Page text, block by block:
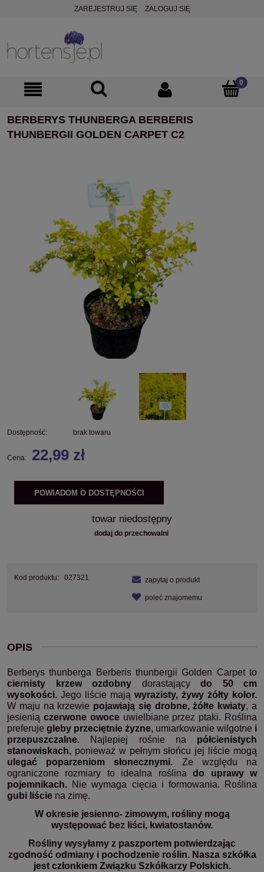
ZAREJESTRUJ SIĘ ZALOGUJ SIĘ
BERBERYS THUNBERGA BERBERIS
THUNBERGII GOLDEN CARPET C2
Dostępność: brak towaru
Cena: 22,99 zł
POWIADOM O DOSTĘPNOŚCI
towar niedostępny
dodaj do przechowalni
Kod produktu: 027321 zapytaj o produkt
poleć znajomemu
OPIS
Berberys thunberga
Berberis thunbergii Golden Carpet to
ciernisty krzew ozdobny dorastający do 50 cm
wysokości. Jego liście mają wyrazisty, żywy żółty kolor.
W maju na krzewie pojawiają się drobne, żółte kwiaty, a
jesienią czerwone owoceuwielbiane przez ptaki. Roślina
preferuje gleby przeciętnie żyzne, umiarkowanie wilgotne i
przepuszczalne. Najlepiej rośnie na półcienistych
stanowiskach, ponieważ w pełnym słońcu jej liście mogą
ulegać poparzeniom słonecznymi. Ze względu na
ograniczone rozmiary to idealna roślinado uprawy w
pojemnikach. Nie wymaga cięcia i formowania. Roślina
gubi liście na zimę.
W okresie jesienno- zimowym, rośliny mogą
występować bez liści, kwiatostanów.
Rośliny wysyłamy z paszportem potwierdzając
zgodność odmiany i pochodzenie roślin. Nasza szkółka
jest członkiem Związku Szkółkarzy Polskich.